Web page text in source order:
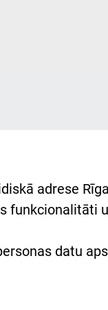
adrese
funkcionalitāti
datu